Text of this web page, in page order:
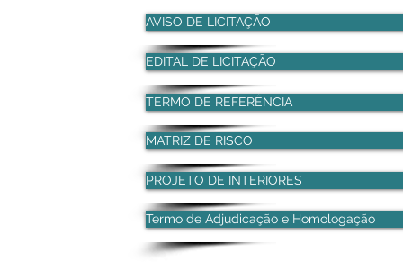
AVISO DE LICITAÇÃO
EDITAL DE LICITAÇÃO
TERMO DE REFERÊNCIA
MATRIZ DE RISCO
PROJETO DE INTERIORES
Termo de Adjudicação e Homologação